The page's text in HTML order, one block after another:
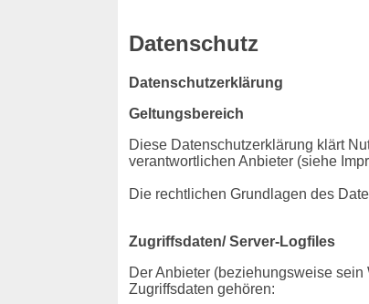
Datenschutz
Datenschutzerklärung
Geltungsbereich
Diese Datenschutzerklärung klärt
verantwortlichen Anbieter (siehe
Die rechtlichen Grundlagen des
Zugriffsdaten/ Server-Logfiles
Der Anbieter (beziehungsweise
Zugriffsdaten gehören: